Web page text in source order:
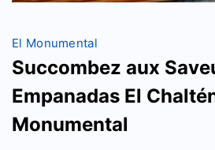
El Monumental
Succombez aux
Empanadas El
Monumental